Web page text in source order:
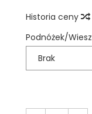
Historia ceny
Podnóżek/
Brak